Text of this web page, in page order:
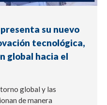
su nuevo
tecnológica,
global hacia el
global y las
de manera